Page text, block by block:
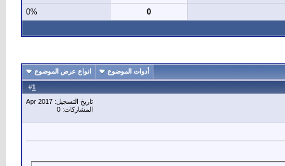
0
0%
أدوات الموضوع انواع عرض الموضوع
1
تاريخ التسجيل: Apr 2017
المشاركات: 0